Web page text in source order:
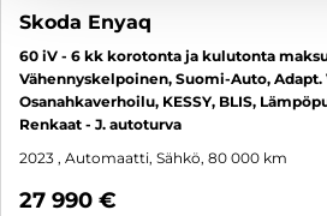
Skoda Enyaq
60 iV - 6 kk korotonta ja kulutonta
Vähennyskelpoinen, Suomi-Auto,
Osanahkaverhoilu, KESSY, BLIS,
Renkaat - J. autoturva
2023 , Automaatti, Sähkö, 80 000 km
27 990 €